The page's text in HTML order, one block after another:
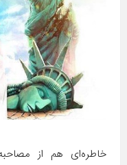
خاطره‌ای هم از